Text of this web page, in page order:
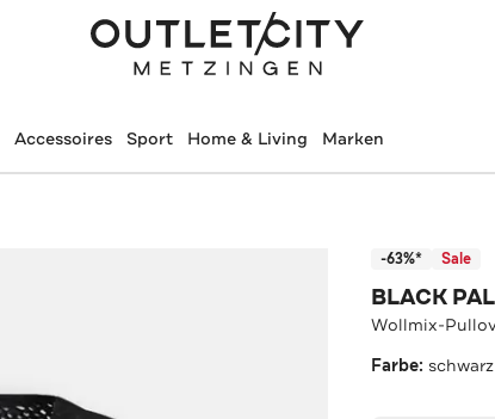
Accessoires Sport Home & Living Marken
-63%* Sale
BLACK
Wollmix-
Farbe: schwarz